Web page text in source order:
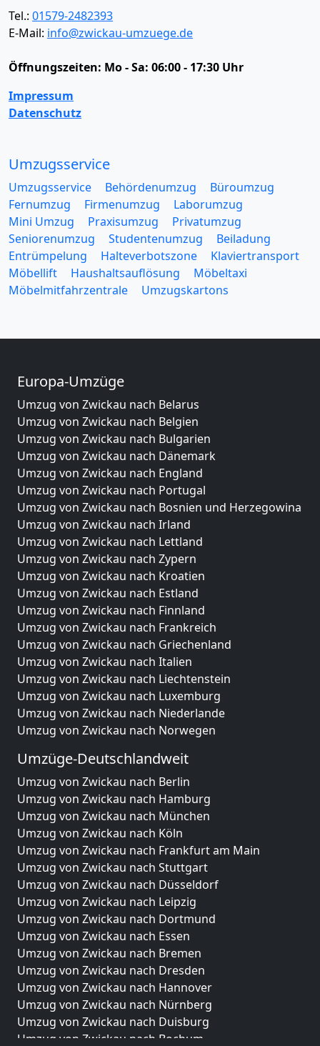
Tel.: 01579-2482393
E-Mail: info@zwickau-umzuege.de
Öffnungszeiten: Mo - Sa: 06:00 - 17:30 Uhr
Impressum
Datenschutz
Umzugsservice
Umzugsservice Behördenumzug
Büroumzug
Fernumzug
Firmenumzug
Laborumzug
Mini Umzug
Praxisumzug
Privatumzug
Seniorenumzug
Studentenumzug
Beiladung
Entrümpelung
Halteverbotszone
Klaviertransport
Möbellift
Haushaltsauflösung
Möbeltaxi
Möbelmitfahrzentrale
Umzugskartons
Europa-Umzüge
Umzug von Zwickau nach Belarus
Umzug von Zwickau nach Belgien
Umzug von Zwickau nach Bulgarien
Umzug von Zwickau nach Dänemark
Umzug von Zwickau nach England
Umzug von Zwickau nach Portugal
Umzug von Zwickau nach Bosnien und Herzegowina
Umzug von Zwickau nach Irland
Umzug von Zwickau nach Lettland
Umzug von Zwickau nach Zypern
Umzug von Zwickau nach Kroatien
Umzug von Zwickau nach Estland
Umzug von Zwickau nach Finnland
Umzug von Zwickau nach Frankreich
Umzug von Zwickau nach Griechenland
Umzug von Zwickau nach Italien
Umzug von Zwickau nach Liechtenstein
Umzug von Zwickau nach Luxemburg
Umzug von Zwickau nach Niederlande
Umzug von Zwickau nach Norwegen
Umzüge-Deutschlandweit
Umzug von Zwickau nach Berlin
Umzug von Zwickau nach Hamburg
Umzug von Zwickau nach München
Umzug von Zwickau nach Köln
Umzug von Zwickau nach Frankfurt am Main
Umzug von Zwickau nach Stuttgart
Umzug von Zwickau nach Düsseldorf
Umzug von Zwickau nach Leipzig
Umzug von Zwickau nach Dortmund
Umzug von Zwickau nach Essen
Umzug von Zwickau nach Bremen
Umzug von Zwickau nach Dresden
Umzug von Zwickau nach Hannover
Umzug von Zwickau nach Nürnberg
Umzug von Zwickau nach Duisburg
Umzug von Zwickau nach Bochum